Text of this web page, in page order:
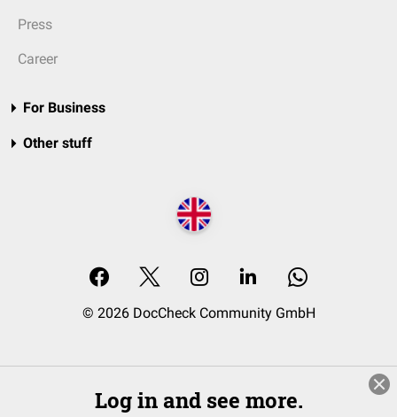
Press
Career
For Business
Other stuff
© 2026 DocCheck Community GmbH
Log in and see more.